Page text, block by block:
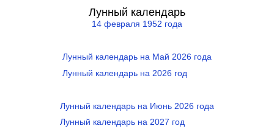
Лунный календарь
14 февраля 1952 года
Лунный календарь на Май 2026 года
Лунный календарь на 2026 год
Лунный календарь на Июнь 2026 года
Лунный календарь на 2027 год